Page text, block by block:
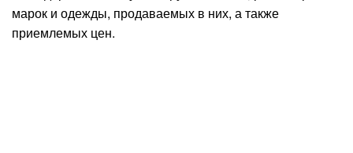
марок и одежды, продаваемых в них, а также
приемлемых цен.